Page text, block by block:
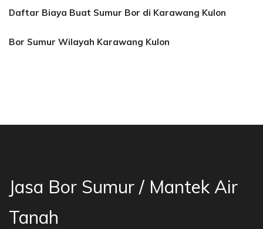
Daftar Biaya Buat Sumur Bor di Karawang Kulon
Bor Sumur Wilayah Karawang Kulon
Jasa Bor Sumur / Mantek Air
Tanah